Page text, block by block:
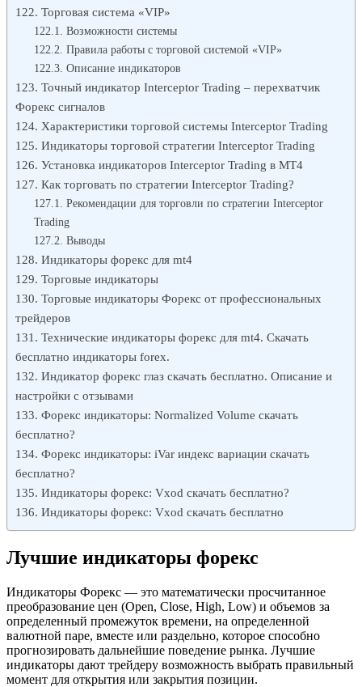
Торговая система «VIP»
Возможности системы
Правила работы с торговой системой «VIP»
Описание индикаторов
Точный индикатор Interceptor Trading – перехватчик
Форекс сигналов
Характеристики торговой системы Interceptor Trading
Индикаторы торговой стратегии Interceptor Trading
Установка индикаторов Interceptor Trading в MT4
Как торговать по стратегии Interceptor Trading?
Рекомендации для торговли по стратегии Interceptor
Trading
Выводы
Индикаторы форекс для mt4
Торговые индикаторы
Торговые индикаторы Форекс от профессиональных
трейдеров
Технические индикаторы форекс для mt4. Скачать
бесплатно индикаторы forex.
Индикатор форекс глаз скачать бесплатно. Описание и
настройки с отзывами
Форекс индикаторы: Normalized Volume скачать
бесплатно?
Форекс индикаторы: iVar индекс вариации скачать
бесплатно?
Индикаторы форекс: Vxod скачать бесплатно?
Индикаторы форекс: Vxod скачать бесплатно
Лучшие индикаторы форекс
Индикаторы Форекс — это математически просчитанное
преобразование цен (Open, Close, High, Low) и объемов за
определенный промежуток времени, на определенной
валютной паре, вместе или раздельно, которое способно
прогнозировать дальнейшие поведение рынка. Лучшие
индикаторы дают трейдеру возможность выбрать правильный
момент для открытия или закрытия позиции.